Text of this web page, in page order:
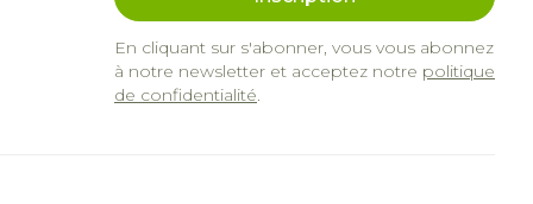
En cliquant sur s'abonner, vous vous abonnez
à notre newsletter et acceptez notre politique
de confidentialité.